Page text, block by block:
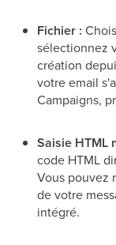
Fichier :
sélectionnez
création
votre email
Campaigns,
Saisie HTML
code HTML
Vous pouvez
de votre
intégré.